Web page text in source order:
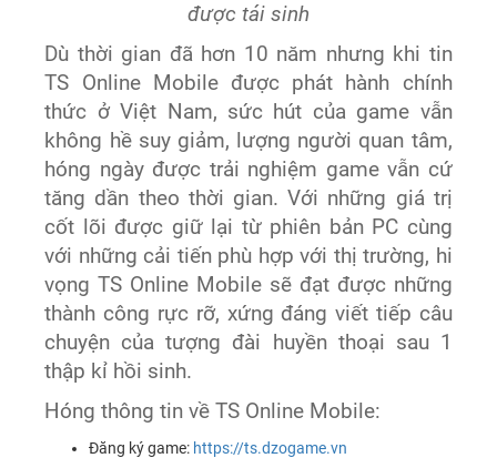
được tái sinh
Dù thời gian đã hơn 10 năm nhưng khi tin
TS Online Mobile được phát hành chính
thức ở Việt Nam, sức hút của game vẫn
không hề suy giảm, lượng người quan tâm,
hóng ngày được trải nghiệm game vẫn cứ
tăng dần theo thời gian.Với những giá trị
cốt lõi được giữ lại từ phiên bản PC cùng
với những cải tiến phù hợp với thị trường, hi
vọng TS Online Mobile sẽ đạt được những
thành công rực rỡ, xứng đáng viết tiếp câu
chuyện củatượng đài huyền thoại sau 1
thập kỉ hồi sinh.
Hóng thông tin về TS Online Mobile:
Đăng ký game: https://ts.dzogame.vn